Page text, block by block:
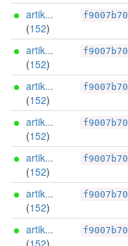
artik...
(152)
f9007b70
artik...
(152)
f9007b70
artik...
(152)
f9007b70
artik...
(152)
f9007b70
artik...
(152)
f9007b70
artik...
(152)
f9007b70
artik...
(152)
f9007b70